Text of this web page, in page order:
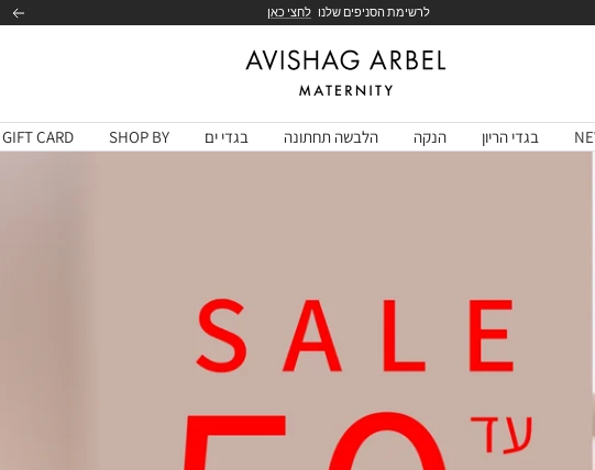
לרשימת הסניפים שלנו לחצי כאן הבא
Avishag
Arbel
בגדי הריון הנקה הלבשה תחתונה בגדי ים SHOP BY
GIFT CARD